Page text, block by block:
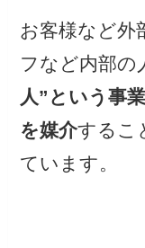
お客様など外
フなど内部の
人”という事
を媒介するこ
ています。